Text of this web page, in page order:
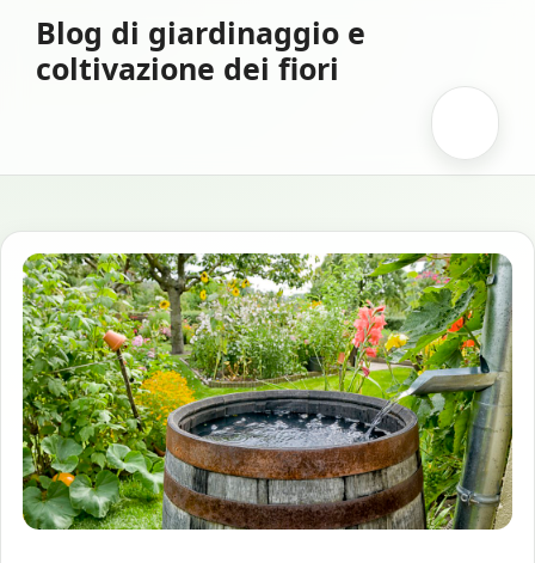
contenuto
Blog di giardinaggio e
coltivazione dei fiori